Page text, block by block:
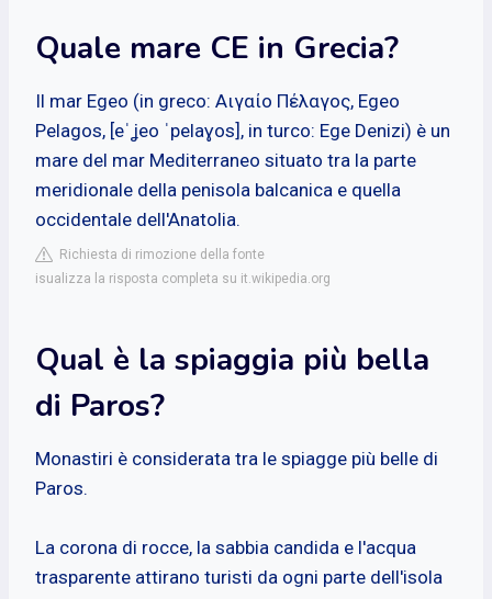
Quale mare CE in Grecia?
Il mar Egeo (in greco: Αιγαίο Πέλαγος, Egeo
Pelagos, [eˈʝeo ˈpelaɣos], in turco: Ege Denizi) è un
mare del mar Mediterraneo situato tra la parte
meridionale della penisola balcanica e quella
occidentale dell'Anatolia.
Richiesta di rimozione della fonte
isualizza la risposta completa su it.wikipedia.org
Qual è la spiaggia più bella
di Paros?
Monastiri è considerata tra le spiagge più belle di
Paros.
La corona di rocce, la sabbia candida e l'acqua
trasparente attirano turisti da ogni parte dell'isola